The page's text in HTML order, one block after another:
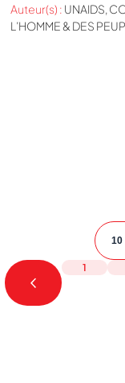
Auteur(s) : UNAIDS,
L’HOMME & DES
1